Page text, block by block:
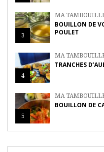
3
MA
BOUILLON DE
POULET
4
MA
TRANCHES
5
MA
BOUILLON DE